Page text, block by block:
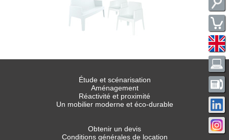
Étude et scénarisation
Aménagement
Réactivité et proximité
Un mobilier moderne et éco-durable
Obtenir un devis
Conditions générales de location